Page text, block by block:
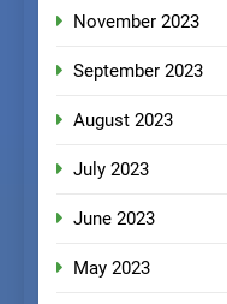
November 2023
September 2023
August 2023
July 2023
June 2023
May 2023